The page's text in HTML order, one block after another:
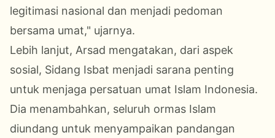
legitimasi nasional dan menjadi pedoman
bersama umat," ujarnya.
Lebih lanjut, Arsad mengatakan, dari aspek
sosial, Sidang Isbat menjadi sarana penting
untuk menjaga persatuan umat Islam Indonesia.
Dia menambahkan, seluruh ormas Islam
diundang untuk menyampaikan pandangan